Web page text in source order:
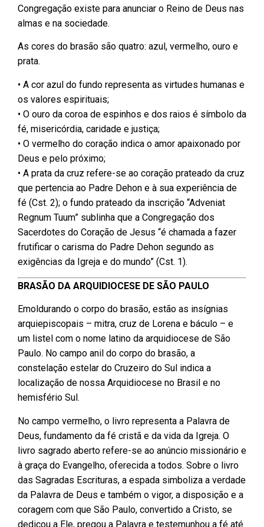
Congregação existe para anunciar o Reino de Deus nas
almas e na sociedade.
As cores do brasão são quatro: azul, vermelho, ouro e
prata.
• A cor azul do fundo representa as virtudes humanas e
os valores espirituais;
• O ouro da coroa de espinhos e dos raios é símbolo da
fé, misericórdia, caridade e justiça;
• O vermelho do coração indica o amor apaixonado por
Deus e pelo próximo;
• A prata da cruz refere-se ao coração prateado da cruz
que pertencia ao Padre Dehon e à sua experiência de
fé (Cst. 2); o fundo prateado da inscrição “Adveniat
Regnum Tuum” sublinha que a Congregação dos
Sacerdotes do Coração de Jesus “é chamada a fazer
frutificar o carisma do Padre Dehon segundo as
exigências da Igreja e do mundo” (Cst. 1).
BRASÃO DA ARQUIDIOCESE DE SÃO PAULO
Emoldurando o corpo do brasão, estão as insígnias
arquiepiscopais – mitra, cruz de Lorena e báculo – e
um listel com o nome latino da arquidiocese de São
Paulo. No campo anil do corpo do brasão, a
constelação estelar do Cruzeiro do Sul indica a
localização de nossa Arquidiocese no Brasil e no
hemisfério Sul.
No campo vermelho, o livro representa a Palavra de
Deus, fundamento da fé cristã e da vida da Igreja. O
livro sagrado aberto refere-se ao anúncio missionário e
à graça do Evangelho, oferecida a todos. Sobre o livro
das Sagradas Escrituras, a espada simboliza a verdade
da Palavra de Deus e também o vigor, a disposição e a
coragem com que São Paulo, convertido a Cristo, se
dedicou a Ele, pregou a Palavra e testemunhou a fé até